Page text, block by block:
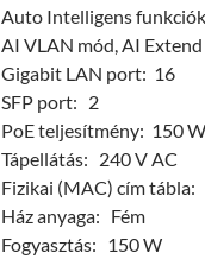
Auto Intelligens
AI VLAN mód, AI
Gigabit LAN port: 16
SFP port: 2
PoE teljesítmény: 150 W
Tápellátás: 240 V AC
Fizikai (MAC) cím tábla:
Ház anyaga: Fém
Fogyasztás: 150 W